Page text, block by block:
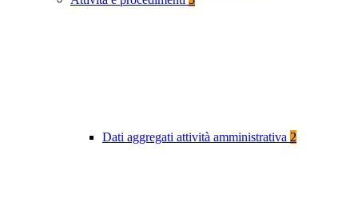
Dati aggregati attività amministrativa 2